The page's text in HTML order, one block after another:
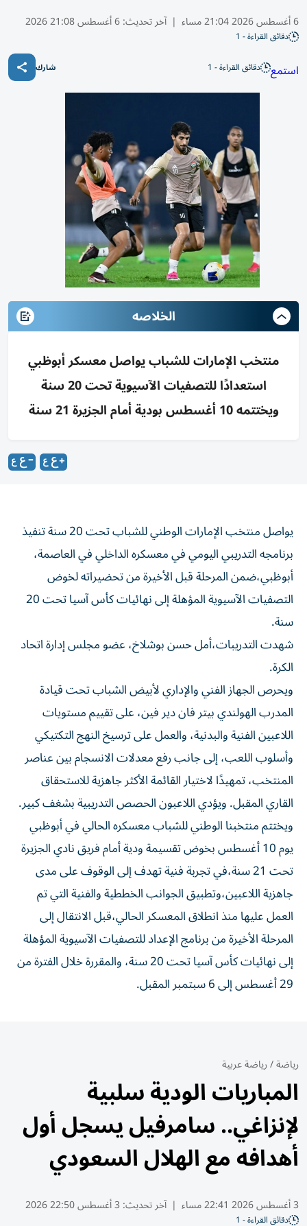
6 أغسطس 2026 21:04 مساء | آخر تحديث:6 أغسطس 21:08 2026
دقائق القراءة - 1
استمع دقائق القراءة - 1 شارك
الخلاصه
منتخب الإمارات للشباب يواصل معسكر أبوظبي
استعدادًا للتصفيات الآسيوية تحت 20 سنة
ويختتمه 10 أغسطس بودية أمام الجزيرة 21 سنة
يواصل منتخب الإمارات الوطني للشباب تحت 20 سنة تنفيذ
برنامجه التدريبي اليومي في معسكره الداخلي في العاصمة،
أبوظبي،ضمن المرحلة قبل الأخيرة من تحضيراته لخوض
التصفيات الآسيوية المؤهلة إلى نهائيات كأس آسيا تحت 20
سنة.
شهدت التدريبات،أمل حسن بوشلاخ، عضو مجلس إدارة اتحاد
الكرة.
ويحرص الجهاز الفني والإداري لأبيض الشباب تحت قيادة
المدرب الهولندي بيتر فان دير فين، على تقييم مستويات
اللاعبين الفنية والبدنية، والعمل على ترسيخ النهج التكتيكي
وأسلوب اللعب، إلى جانب رفع معدلات الانسجام بين عناصر
المنتخب، تمهيدًا لاختيار القائمة الأكثر جاهزية للاستحقاق
القاري المقبل. ويؤدي اللاعبون الحصص التدريبية بشغف كبير.
ويختتم منتخبنا الوطني للشباب معسكره الحالي في أبوظبي
يوم 10 أغسطس بخوض تقسيمة ودية أمام فريق نادي الجزيرة
تحت 21 سنة،في تجربة فنية تهدف إلى الوقوف على مدى
جاهزية اللاعبين،وتطبيق الجوانب الخططية والفنية التي تم
العمل عليها منذ انطلاق المعسكر الحالي،قبل الانتقال إلى
المرحلة الأخيرة من برنامج الإعداد للتصفيات الآسيوية المؤهلة
إلى نهائيات كأس آسيا تحت 20 سنة، والمقررة خلال الفترة من
29 أغسطس إلى 6 سبتمبر المقبل.
رياضة/رياضة عربية
المباريات الودية سلبية
لإنزاغي.. سامرفيل يسجل أول
أهدافه مع الهلال السعودي
3 أغسطس 2026 22:41 مساء | آخر تحديث: 3 أغسطس 22:50 2026
دقائق القراءة - 1